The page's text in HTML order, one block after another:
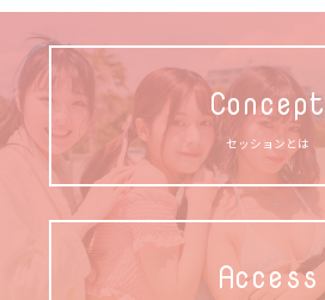
Concept
セッションとは
Access